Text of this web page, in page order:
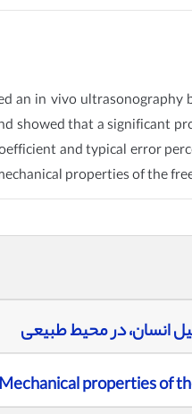
an in vivo ultrasonography
showed that a significant
and typical error
properties of the
انسان، در محیط طبیعی
Mechanical properties of